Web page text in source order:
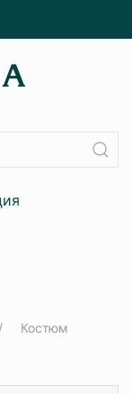
Костюм